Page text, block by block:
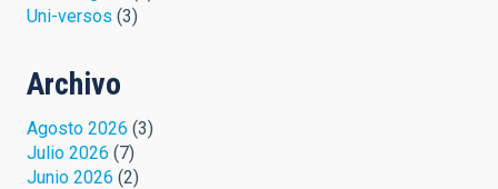
Uni-versos (3)
Archivo
Agosto 2026 (3)
Julio 2026 (7)
Junio 2026 (2)